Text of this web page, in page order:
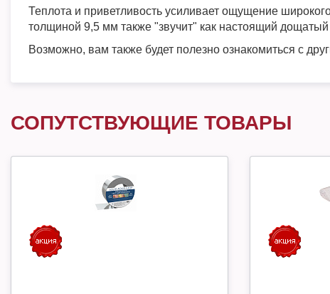
Теплота и приветливость усиливает ощущение
толщиной 9,5 мм также "звучит" как настоящий
Возможно, вам также будет полезно ознакомиться с
СОПУТСТВУЮЩИЕ ТОВАРЫ